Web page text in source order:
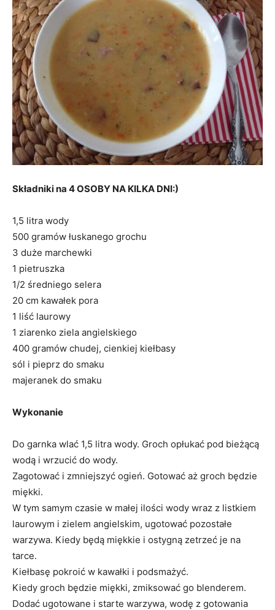
Składniki na 4 OSOBY NA KILKA DNI:)
1,5 litra wody
500 gramów łuskanego grochu
3 duże marchewki
1 pietruszka
1/2 średniego selera
20 cm kawałek pora
1 liść laurowy
1 ziarenko ziela angielskiego
400 gramów chudej, cienkiej kiełbasy
sól i pieprz do smaku
majeranek do smaku
Wykonanie
Do garnka wlać 1,5 litra wody. Groch opłukać pod bieżącą
wodą i wrzucić do wody.
Zagotować i zmniejszyć ogień. Gotować aż groch będzie
miękki.
W tym samym czasie w małej ilości wody wraz z listkiem
laurowym i zielem angielskim, ugotować pozostałe
warzywa. Kiedy będą miękkie i ostygną zetrzeć je na
tarce.
Kiełbasę pokroić w kawałki i podsmażyć.
Kiedy groch będzie miękki, zmiksować go blenderem.
Dodać ugotowane i starte warzywa, wodę z gotowania